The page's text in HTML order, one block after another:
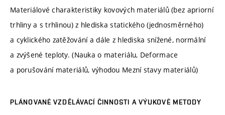
Materiálové charakteristiky kovových materiálů (bez apriorní
trhliny a s trhlinou) z hlediska statického (jednosměrného)
a cyklického zatěžování a dále z hlediska snížené, normální
a zvýšené teploty. (Nauka o materiálu, Deformace
a porušování materiálů, výhodou Mezní stavy materiálů)
PLÁNOVANÉ VZDĚLÁVACÍ ČINNOSTI A VÝUKOVÉ METODY